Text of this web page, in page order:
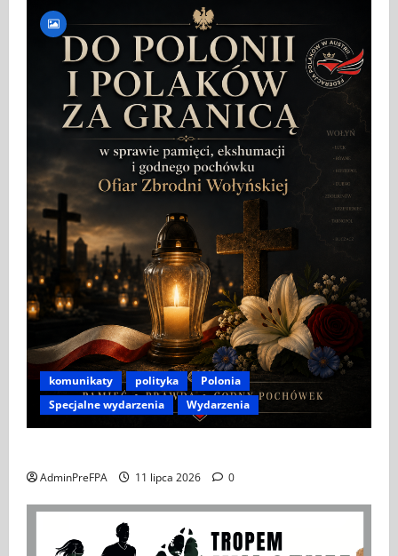
komunikaty polityka
Polonia
Specjalne wydarzenia
Wydarzenia
AdminPreFPA 11 lipca 2026 0